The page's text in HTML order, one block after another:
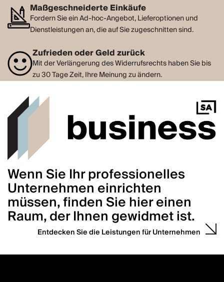
Maßgeschneiderte Einkäufe
Fordern Sie ein Ad-hoc-Angebot, Lieferoptionen und
Dienstleistungen an, die auf Sie zugeschnitten sind.
Zufrieden oder Geld zurück
Mit der Verlängerung des Widerrufsrechts haben Sie bis
zu 30 Tage Zeit, Ihre Meinung zu ändern.
Wenn Sie Ihr professionelles
Unternehmen einrichten
müssen, finden Sie hier einen
Raum, der Ihnen gewidmet ist.
Entdecken Sie die Leistungen für Unternehmen